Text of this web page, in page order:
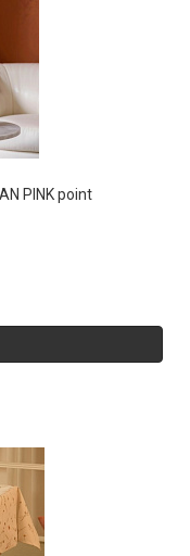
PINK point